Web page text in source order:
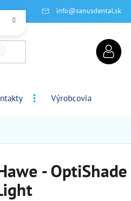
info@sanusdental.sk
Výrobcovia
-